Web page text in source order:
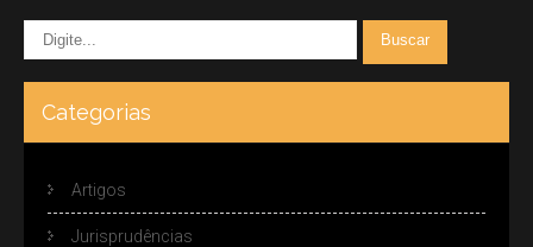
Categorias
Artigos
Jurisprudências